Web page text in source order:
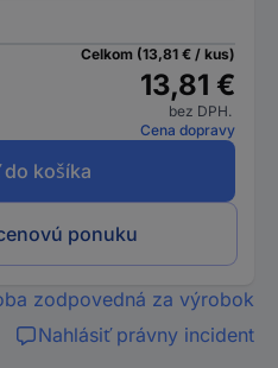
Celkom (13,81 € / kus)
13,81 €
bez DPH.
Cena dopravy
košíka
ponuku
zodpovedná za výrobok
Nahlásiť právny incident